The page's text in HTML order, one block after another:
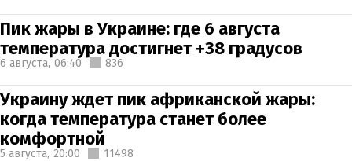
Пик жары в Украине: где 6 августа
температура достигнет +38 градусов
6 августа, 06:40 836
Украину ждет пик африканской жары:
когда температура станет более
комфортной
5 августа, 20:00 11498